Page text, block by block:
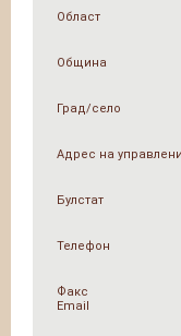
Област
Община
Град/село
Адрес на
Булстат
Телефон
Факс
Email